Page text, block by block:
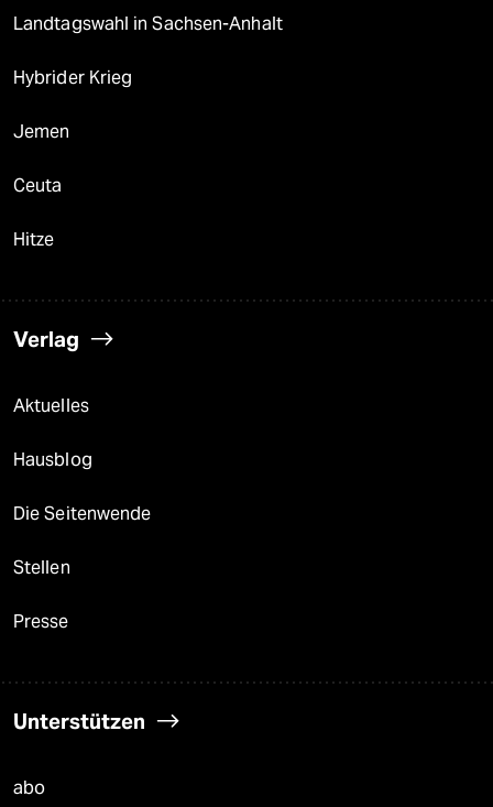
Landtagswahl in Sachsen-Anhalt
Hybrider Krieg
Jemen
Ceuta
Hitze
Verlag
Aktuelles
Hausblog
Die Seitenwende
Stellen
Presse
Unterstützen
abo